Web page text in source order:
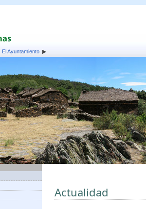
El Ayuntamiento
Actualidad